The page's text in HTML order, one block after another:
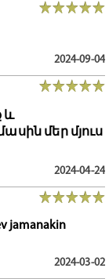
2024-09-04
և
մեր մյուս
2024-04-24
jamanakin
2024-03-02